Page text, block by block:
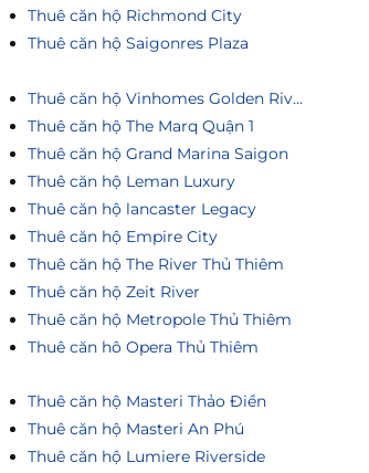
Thuê căn hộ Richmond City
Thuê căn hộ Saigonres Plaza
Thuê căn hộ Vinhomes Golden River
Thuê căn hộ The Marq Quận 1
Thuê căn hộ Grand Marina Saigon
Thuê căn hộ Leman Luxury
Thuê căn hộ lancaster Legacy
Thuê căn hộ Empire City
Thuê căn hộ The River Thủ Thiêm
Thuê căn hộ Zeit River
Thuê căn hộ Metropole Thủ Thiêm
Thuê căn hô Opera Thủ Thiêm
Thuê căn hộ Masteri Thảo Điền
Thuê căn hộ Masteri An Phú
Thuê căn hộ Lumiere Riverside